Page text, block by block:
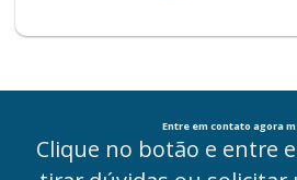
Entre em contato agora
Clique no botão e entre